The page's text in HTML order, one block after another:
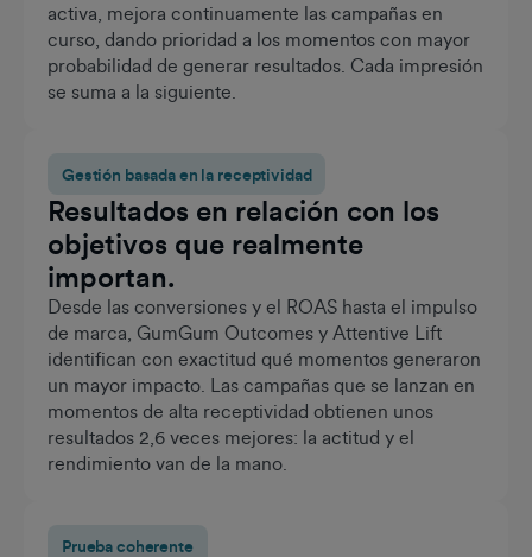
activa, mejora continuamente las campañas en
curso, dando prioridad a los momentos con mayor
probabilidad de generar resultados. Cada impresión
se suma a la siguiente.
Gestión basada en la receptividad
Resultados en relación con los
objetivos que realmente
importan.
Desde las conversiones y el ROAS hasta el impulso
de marca, GumGum Outcomes y Attentive Lift
identifican con exactitud qué momentos generaron
un mayor impacto. Las campañas que se lanzan en
momentos de alta receptividad obtienen unos
resultados 2,6 veces mejores: la actitud y el
rendimiento van de la mano.
Prueba coherente